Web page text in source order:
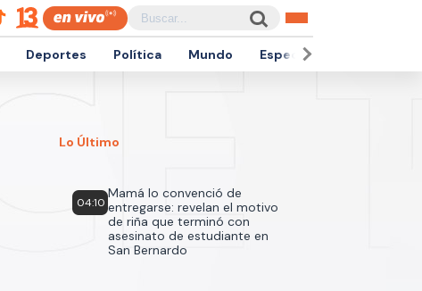
Deportes Política Mundo Espectáculos
Lo Último
04:10
Mamá lo convenció de
entregarse: revelan el motivo
de riña que terminó con
asesinato de estudiante en
San Bernardo